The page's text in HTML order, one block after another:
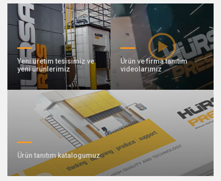
Yeni üretim tesisimiz ve
yeni ürünlerimiz
Ürün ve firma tanıtım
videolarımız
Ürün tanıtım katalogumuz